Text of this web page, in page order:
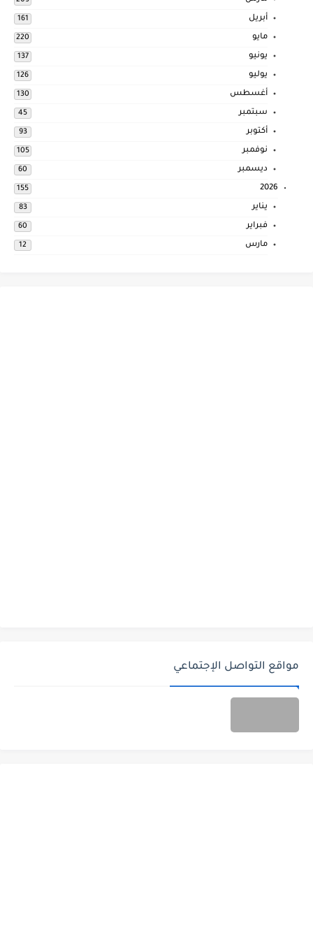
أبريل 161
مايو 220
يونيو 137
يوليو 126
أغسطس 130
سبتمبر 45
أكتوبر 93
نوفمبر 105
ديسمبر 60
2026
155
يناير 83
فبراير 60
مارس 12
مواقع التواصل الإجتماعي